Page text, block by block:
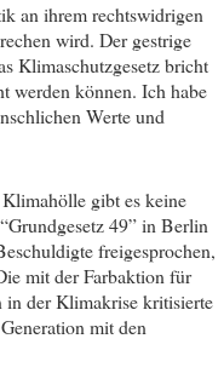
an ihrem rechtswidrigen
wird. Der gestrige
Klimaschutzgesetz bricht
werden können. Ich habe
Werte und
gibt es keine
49” in Berlin
freigesprochen,
mit der Farbaktion für
in der Klimakrise kritisierte
mit den